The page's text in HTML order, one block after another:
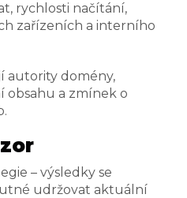
rychlosti načítání,
zařízeních a interního
autority domény,
obsahu a zmínek o
– výsledky se
udržovat aktuální